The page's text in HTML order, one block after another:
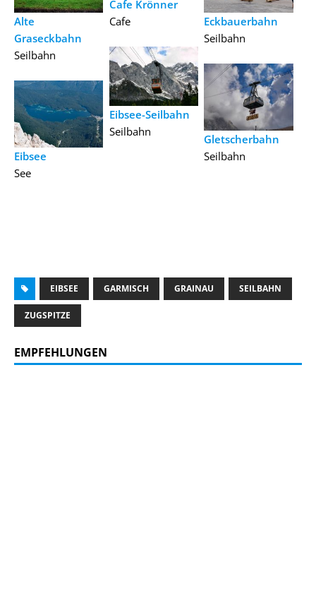
Alte
Graseckbahn
Seilbahn
Eibsee
See
Cafe Krönner
Cafe
Eibsee-Seilbahn
Seilbahn
Eckbauerbahn
Seilbahn
Gletscherbahn
Seilbahn
EIBSEE GARMISCH GRAINAU SEILBAHN
ZUGSPITZE
EMPFEHLUNGEN